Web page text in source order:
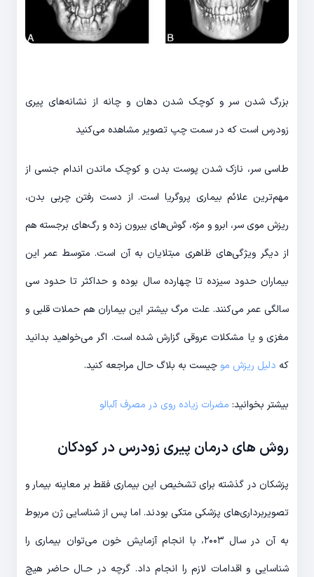
بزرگ شدن سر و کوچک شدن دهان و چانه از نشانه‌های پیری
زودرس است که در سمت چپ تصویر مشاهده می‌کنید
طاسی سر، نازک شدن پوست بدن و کوچک ماندن اندام جنسی از
مهم‌ترین علائم بیماری پروگریا است. از دست رفتن چربی بدن،
ریزش موی سر، ابرو و مژه، گوش‌های بیرون زده و رگ‌های برجسته هم
از دیگر ویژگی‌های ظاهری مبتلایان به آن‌ است. متوسط عمر این
بیماران حدود سیزده تا چهارده سال بوده و حداکثر تا حدود سی
سالگی عمر می‌کنند. علت مرگ بیشتر این بیماران هم حملات قلبی و
مغزی و یا مشکلات عروقی گزارش شده است. اگر می‌خواهید بدانید
که دلیل ریزش مو چیست به بلاگ حال مراجعه کنید.
بیشتر بخوانید: مضرات زیاده روی در مصرف آلبالو
روش های درمان پیری زودرس در کودکان
پزشکان در گذشته برای تشخیص این بیماری فقط بر معاینه بیمار و
تصویربرداری‌های پزشکی متکی بودند. اما پس از شناسایی ژن مربوط
به آن در سال ۲۰۰۳، با انجام آزمایش خون می‌توان بیماری را
شناسایی و اقدامات لازم را انجام داد. گرچه در حـال حاضر هیچ